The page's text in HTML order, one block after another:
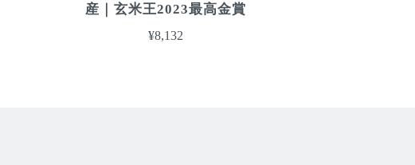
産｜玄米王2023最高金賞
¥8,132